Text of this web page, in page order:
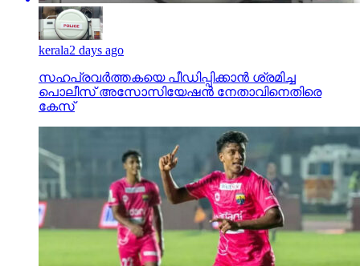
kerala2 days ago
സഹപ്രവര്‍ത്തകയെ പീഡിപ്പിക്കാന്‍ ശ്രമിച്ച
പൊലീസ് അസോസിയേഷന്‍ നേതാവിനെതിരെ
കേസ്